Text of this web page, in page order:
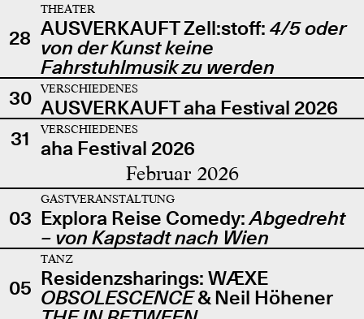
28
THEATER
AUSVERKAUFT Zell:stoff: 4/5 oder
von der Kunst keine
Fahrstuhlmusik zu werden
30
VERSCHIEDENES
AUSVERKAUFT aha Festival 2026
31
VERSCHIEDENES
aha Festival 2026
Februar 2026
03
GASTVERANSTALTUNG
Explora Reise Comedy:Abgedreht
– von Kapstadt nach Wien
05
TANZ
Residenzsharings: WÆXE
OBSOLESCENCE& Neil Höhener